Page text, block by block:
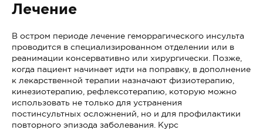
Лечение
В остром периоде лечение геморрагического инсульта
проводится в специализированном отделении или в
реанимации консервативно или хирургически. Позже,
когда пациент начинает идти на поправку, в дополнение
к лекарственной терапии назначают физиотерапию,
кинезиотерапию, рефлексотерапию, которую можно
использовать не только для устранения
постинсультных осложнений, но и для профилактики
повторного эпизода заболевания. Курс